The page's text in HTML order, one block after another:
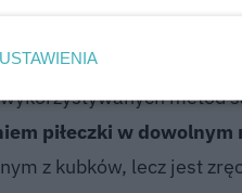
technik i trików,
metod
piłeczki w dowolnym
z kubków, lecz jest
USTAWIENIA